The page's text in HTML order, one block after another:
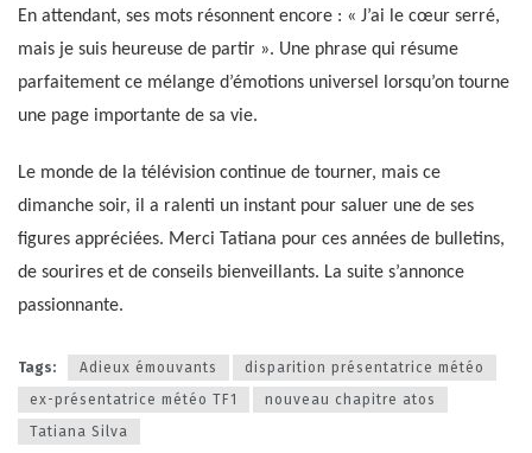
En attendant, ses mots résonnent encore : « J’ai le cœur serré,
mais je suis heureuse de partir ». Une phrase qui résume
parfaitement ce mélange d’émotions universel lorsqu’on tourne
une page importante de sa vie.
Le monde de la télévision continue de tourner, mais ce
dimanche soir, il a ralenti un instant pour saluer une de ses
figures appréciées. Merci Tatiana pour ces années de bulletins,
de sourires et de conseils bienveillants. La suite s’annonce
passionnante.
Tags: Adieux émouvants
disparition présentatrice météo
ex-présentatrice météo TF1
nouveau chapitre atos
Tatiana Silva